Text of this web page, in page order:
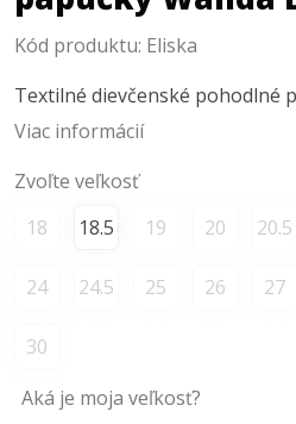
Kód produktu: Eliska
Textilné dievčenské pohodlné
Viac informácií
Zvoľte veľkosť
18
18.5 19 20 20.5
24 24.5 25 26 27
30
Aká je moja veľkosť?